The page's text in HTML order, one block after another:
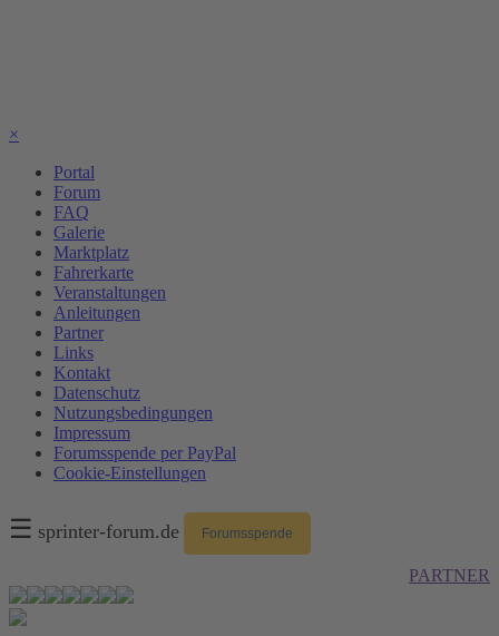
×
Portal
Forum
FAQ
Galerie
Marktplatz
Fahrerkarte
Veranstaltungen
Anleitungen
Partner
Links
Kontakt
Datenschutz
Nutzungsbedingungen
Impressum
Forumsspende per PayPal
Cookie-Einstellungen
☰ sprinter-forum.de Forumsspende
PARTNER